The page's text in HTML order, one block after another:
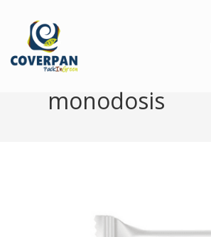
monodosis